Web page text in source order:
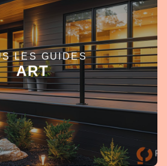
LES GUIDES
ART
EN SAVOIR +